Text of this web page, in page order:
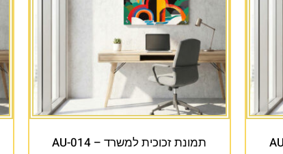
תמונת זכוכית למשרד – AU-014